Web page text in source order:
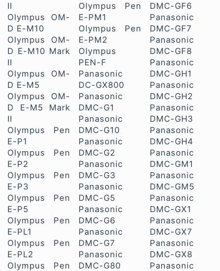
II
Olympus OM-
D E-M10
Olympus OM-
D E-M10 Mark
II
Olympus OM-
D E-M5
Olympus OM-
D E-M5 Mark
II
Olympus Pen
E-P1
Olympus Pen
E-P2
Olympus Pen
E-P3
Olympus Pen
E-P5
Olympus Pen
E-PL1
Olympus Pen
E-PL2
Olympus Pen
Olympus Pen
E-PM1
Olympus Pen
E-PM2
Olympus
PEN-F
Panasonic
DC-GX800
Panasonic
DMC-G1
Panasonic
DMC-G10
Panasonic
DMC-G2
Panasonic
DMC-G3
Panasonic
DMC-G5
Panasonic
DMC-G6
Panasonic
DMC-G7
Panasonic
DMC-G80
DMC-GF6
Panasonic
DMC-GF7
Panasonic
DMC-GF8
Panasonic
DMC-GH1
Panasonic
DMC-GH2
Panasonic
DMC-GH3
Panasonic
DMC-GH4
Panasonic
DMC-GM1
Panasonic
DMC-GM5
Panasonic
DMC-GX1
Panasonic
DMC-GX7
Panasonic
DMC-GX8
Panasonic